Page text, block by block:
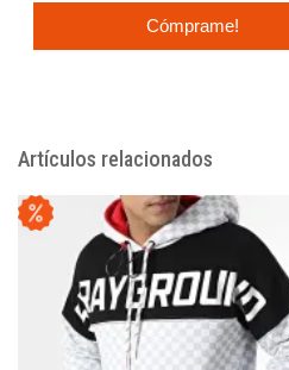
Cómprame!
Artículos relacionados